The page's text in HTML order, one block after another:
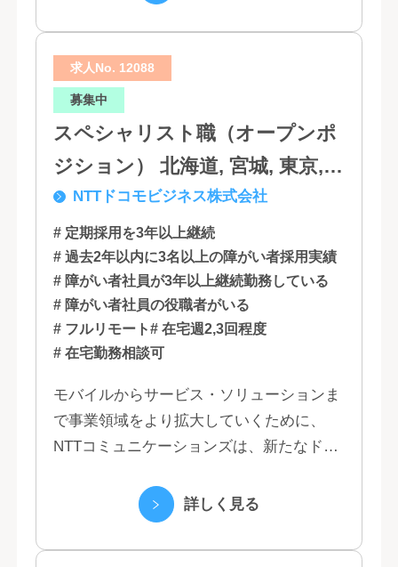
求人No. 12088
募集中
スペシャリスト職（オープンポ
ジション） 北海道, 宮城, 東京,
石川, 愛知, 大阪, 広島, 香川, 福岡
NTTドコモビジネス株式会社
# 定期採用を3年以上継続
# 過去2年以内に3名以上の障がい者採用実績
# 障がい者社員が3年以上継続勤務している
# 障がい者社員の役職者がいる
# フルリモート# 在宅週2,3回程度
# 在宅勤務相談可
モバイルからサービス・ソリューションま
で事業領域をより拡大していくために、
NTTコミュニケーションズは、新たなドコ
たちは、クラウド、ネットワーク、セキュ
リティといっ...
詳しく見る